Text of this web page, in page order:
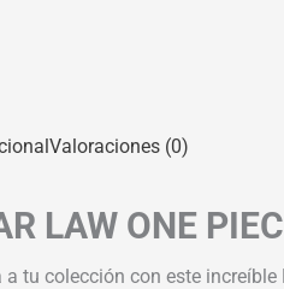
Valoraciones (0)
LAW ONE
a tu colección con este